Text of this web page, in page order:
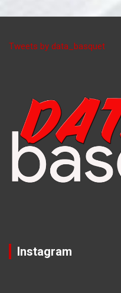
Tweets by data_basquet
Instagram